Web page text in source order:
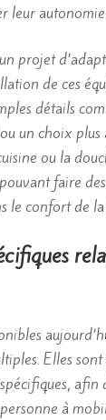
leur autonomie
projet
de ces
détails
un choix
ou la
faire
le confort de
Elles
à